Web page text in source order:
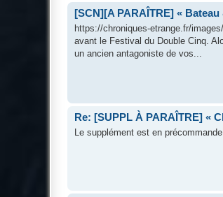
[SCN][A PARAÎTRE] «
https://chroniques-etrange.fr/
avant le Festival du Double Cinq.
un ancien antagoniste de vos...
Re: [SUPPL À PARAÎTRE] «
Le supplément est en